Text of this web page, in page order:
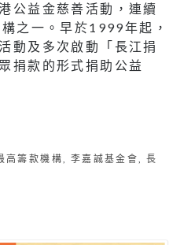
公益金慈善活動，連續
之一。早於1999年起，
動及多次啟動「長江捐
捐款的形式捐助公益
高籌款機構, 李嘉誠基金會,長